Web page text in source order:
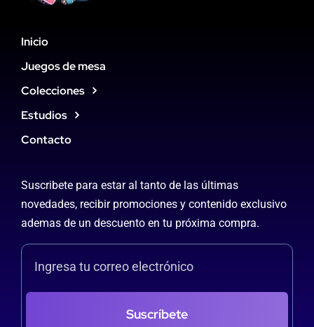
Inicio
Juegos de mesa
Colecciones
Estudios
Contacto
Suscribete para estar al tanto de las últimas
novedades, recibir promociones y contenido exclusivo
ademas de un descuento en tu próxima compra.
Suscríbete